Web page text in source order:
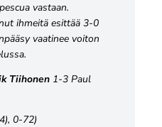
vastaan.
ihmeitä esittää 3-0
vaatinee voiton
Tiihonen1-3 Paul
0-72)